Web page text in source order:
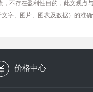
不存在盈利性目的，此文观
字、图片、图表及数据）的准
价格中心